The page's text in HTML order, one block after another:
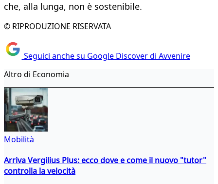
che, alla lunga, non è sostenibile.
© RIPRODUZIONE RISERVATA
Seguici anche su Google Discover di Avvenire
Altro di Economia
Mobilità
Arriva Vergilius Plus: ecco dove e come il nuovo "tutor"
controlla la velocità